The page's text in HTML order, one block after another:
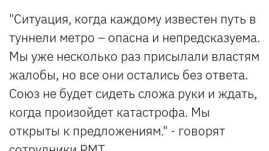
"Ситуация, когда каждому известен путь в
туннели метро – опасна и непредсказуема.
Мы уже несколько раз присылали властям
жалобы, но все они остались без ответа.
Союз не будет сидеть сложа руки и ждать,
когда произойдет катастрофа. Мы
открыты к предложениям." - говорят